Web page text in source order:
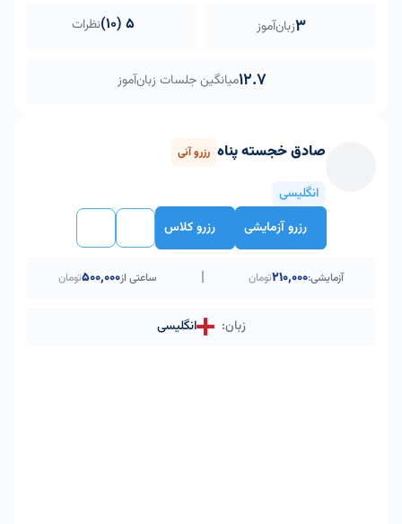
3زبان‌آموز 5 (10) نظرات
12.7میانگین جلسات زبان‌آموز
صادق خجسته پناه رزرو آنی
انگلیسی
رزرو آزمایشی
رزرو کلاس
آزمایشی:210,000تومان | ساعتی از۵۰۰٬۰۰۰تومان
زبان: انگلیسی